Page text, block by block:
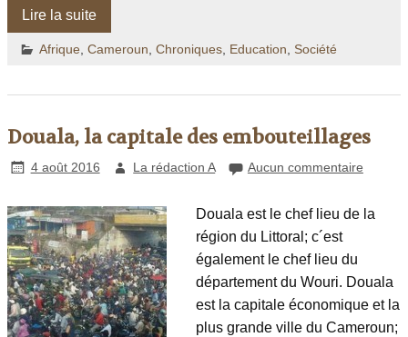
Lire la suite
Afrique Cameroun Chroniques, Education Société
Douala, la capitale des embouteillages
4 août 2016 La rédaction A Aucun commentaire
Douala est le chef lieu de la
région du Littoral; c´est
également le chef lieu du
département du Wouri. Douala
est la capitale économique et la
plus grande ville du Cameroun;